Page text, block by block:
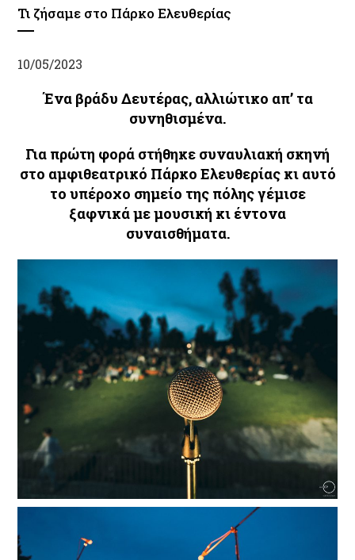
Τι ζήσαμε στο Πάρκο Ελευθερίας
10/05/2023
Ένα βράδυ Δευτέρας, αλλιώτικο απ’ τα
συνηθισμένα.
Για πρώτη φορά στήθηκε συναυλιακή σκηνή
στο αμφιθεατρικό Πάρκο Ελευθερίας κι αυτό
το υπέροχο σημείο της πόλης γέμισε
ξαφνικά με μουσική κι έντονα
συναισθήματα.